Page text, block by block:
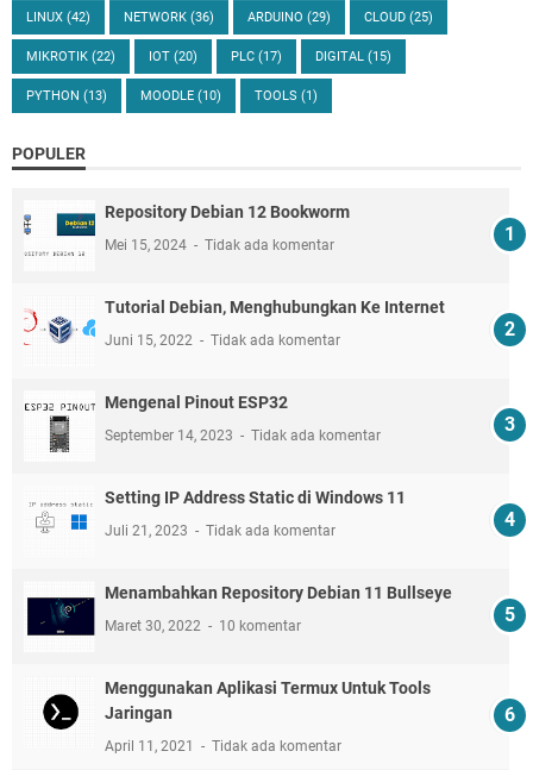
LINUX (42) NETWORK (36) ARDUINO (29) CLOUD (25)
MIKROTIK (22) IOT (20) PLC (17) DIGITAL (15)
PYTHON (13) MOODLE (10) TOOLS (1)
POPULER
Repository Debian 12 Bookworm
Mei 15, 2024 Tidak ada komentar
Tutorial Debian, Menghubungkan Ke Internet
Juni 15, 2022 Tidak ada komentar
Mengenal Pinout ESP32
September 14, 2023 Tidak ada komentar
Setting IP Address Static di Windows 11
Juli 21, 2023 Tidak ada komentar
Menambahkan Repository Debian 11 Bullseye
Maret 30, 2022 10 komentar
Menggunakan Aplikasi Termux Untuk Tools
Jaringan
April 11, 2021 Tidak ada komentar